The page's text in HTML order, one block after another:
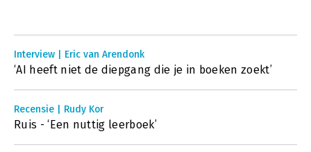
Interview | Eric van Arendonk
‘AI heeft niet de diepgang die je in boeken zoekt’
Recensie | Rudy Kor
Ruis - ‘Een nuttig leerboek’